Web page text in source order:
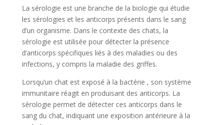
La sérologie est une branche de la biologie qui étudie
les sérologies et les anticorps présents dans le sang
d’un organisme. Dans le contexte des chats, la
sérologie est utilisée pour détecter la présence
d’anticorps spécifiques liés à des maladies ou des
infections, y compris la maladie des griffes.
Lorsqu’un chat est exposé à la bactérie , son système
immunitaire réagit en produisant des anticorps. La
sérologie permet de détecter ces anticorps dans le
sang du chat, indiquant une exposition antérieure à la